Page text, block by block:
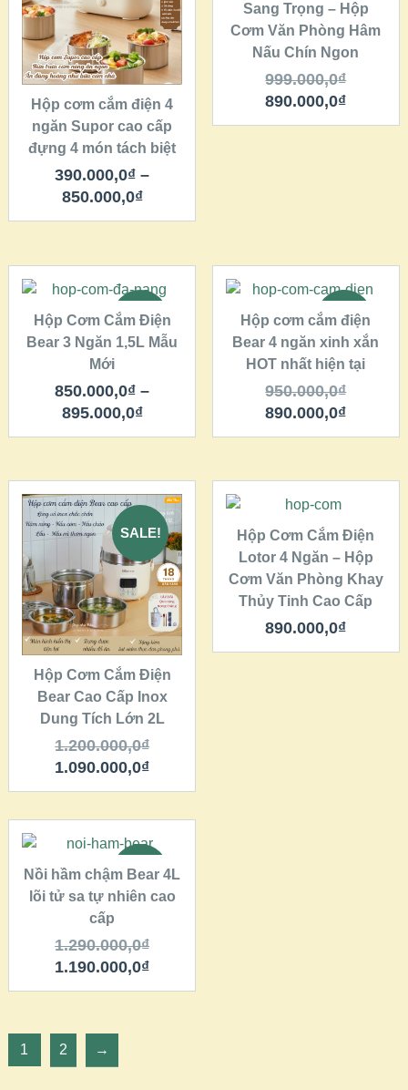
VIEW DETAILS
CHỌN
Hộp cơm cắm điện 4
ngăn Supor cao cấp
đựng 4 món tách biệt
390.000,0₫ –
850.000,0₫
VIEW DETAILS
Sang Trọng – Hộp
Cơm Văn Phòng Hâm
Nấu Chín Ngon
999.000,0₫
890.000,0₫
SALE!
QUICK LOOK
VIEW DETAILS
CHỌN
Hộp Cơm Cắm Điện
Bear 3 Ngăn 1,5L Mẫu
Mới
850.000,0₫ –
895.000,0₫
SALE!
QUICK LOOK
VIEW DETAILS
THÊM VÀO GIỎ
HÀNG
Hộp cơm cắm điện
Bear 4 ngăn xinh xắn
HOT nhất hiện tại
950.000,0₫
890.000,0₫
SALE!
QUICK LOOK
VIEW DETAILS
THÊM VÀO GIỎ
HÀNG
Hộp Cơm Cắm Điện
Bear Cao Cấp Inox
Dung Tích Lớn 2L
1.200.000,0₫
1.090.000,0₫
QUICK LOOK
VIEW DETAILS
THÊM VÀO GIỎ
HÀNG
Hộp Cơm Cắm Điện
Lotor 4 Ngăn – Hộp
Cơm Văn Phòng Khay
Thủy Tinh Cao Cấp
890.000,0₫
SALE!
QUICK LOOK
VIEW DETAILS
THÊM VÀO GIỎ
HÀNG
Nồi hầm chậm Bear 4L
lõi tử sa tự nhiên cao
cấp
1.290.000,0₫
1.190.000,0₫
1 2 →